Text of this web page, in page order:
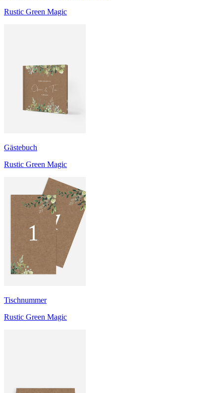
Rustic Green Magic
Gästebuch
Rustic Green Magic
Tischnummer
Rustic Green Magic